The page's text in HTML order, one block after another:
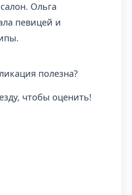
Ольга
певицей и
полезна?
чтобы оценить!